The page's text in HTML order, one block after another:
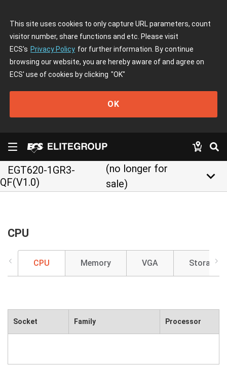
This site uses cookies to only capture URL parameters, count
visitor number, share functions and etc. Please visit
ECS's Privacy Policy for further information. By continue
browsing our website, you are hereby aware of and agree on
ECS' use of cookies by clicking "OK"
OK
EGT620-1GR3-
QF(V1.0)
(no longer for
sale)
keyboard_arrow_down
CPU
CPU Memory VGA Storage
Socket Family Processor